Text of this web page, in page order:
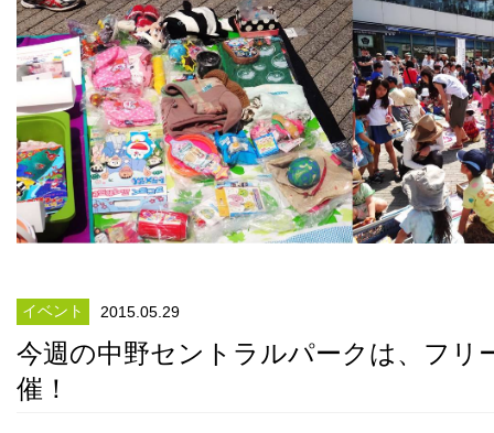
イベント 2015.05.29
今週の中野セントラルパークは、フリ
催！